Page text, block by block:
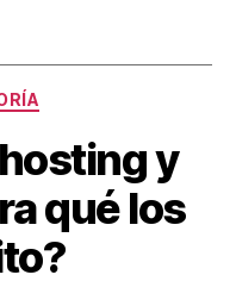
y
qué los